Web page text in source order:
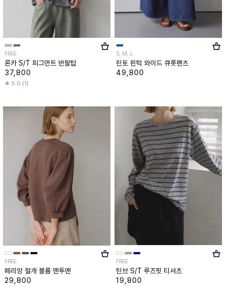
FREE
론카 S/T 피그먼트 반팔탑
37,800
5.0 (1)
S, M, L
린토 핀턱 와이드 큐롯팬츠
49,800
FREE
페리앙 절개 볼륨 맨투맨
29,800
FREE
틴브 S/T 루즈핏 티셔츠
19,800